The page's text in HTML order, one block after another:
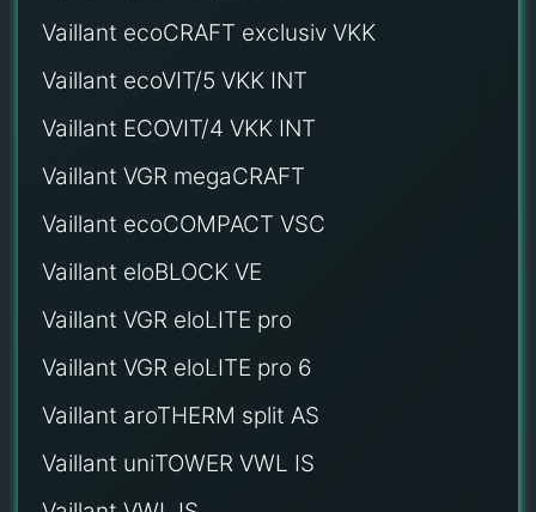
Vaillant ecoCRAFT exclusiv VKK
Vaillant ecoVIT/5 VKK INT
Vaillant ECOVIT/4 VKK INT
Vaillant VGR megaCRAFT
Vaillant ecoCOMPACT VSC
Vaillant eloBLOCK VE
Vaillant VGR eloLITE pro
Vaillant VGR eloLITE pro 6
Vaillant aroTHERM split AS
Vaillant uniTOWER VWL IS